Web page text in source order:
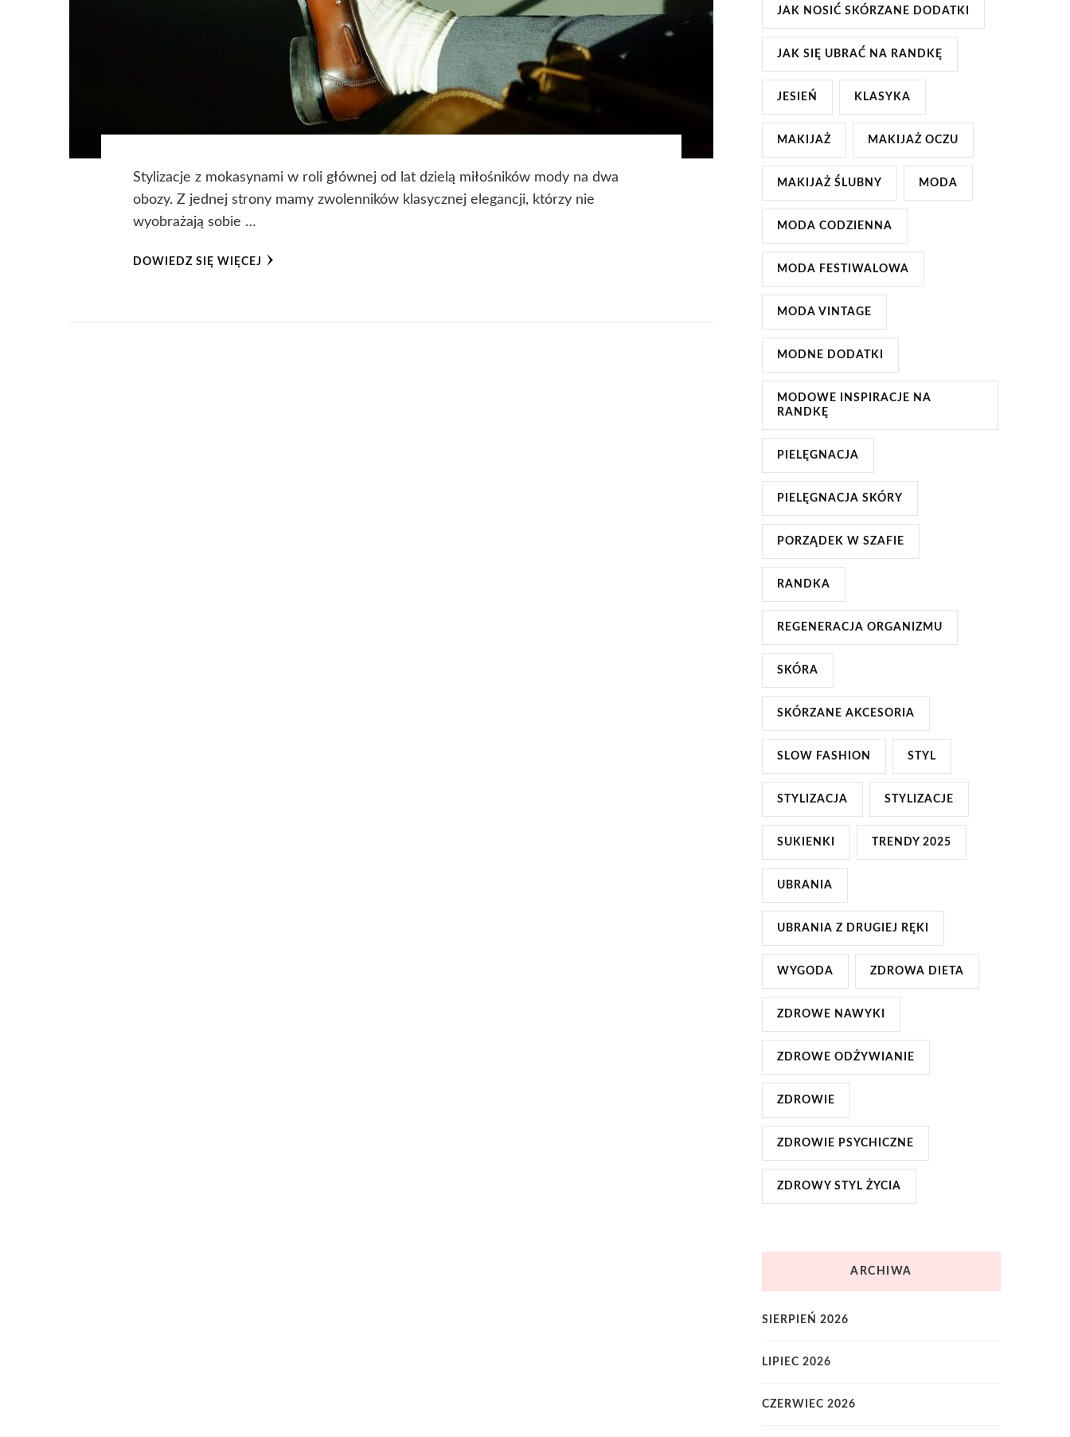
Stylizacje z mokasynami w roli głównej od lat dzielą miłośników mody na dwa
obozy. Z jednej strony mamy zwolenników klasycznej elegancji, którzy nie
wyobrażają sobie …
DOWIEDZ SIĘ WIĘCEJ
JAK NOSIĆ SKÓRZANE DODATKI
JAK SIĘ UBRAĆ NA RANDKĘ
JESIEŃ KLASYKA
MAKIJAŻ MAKIJAŻ OCZU
MAKIJAŻ ŚLUBNY MODA
MODA CODZIENNA
MODA FESTIWALOWA
MODA VINTAGE
MODNE DODATKI
MODOWE INSPIRACJE NA
RANDKĘ
PIELĘGNACJA
PIELĘGNACJA SKÓRY
PORZĄDEK W SZAFIE
RANDKA
REGENERACJA ORGANIZMU
SKÓRA
SKÓRZANE AKCESORIA
SLOW FASHION STYL
STYLIZACJA STYLIZACJE
SUKIENKI TRENDY 2025
UBRANIA
UBRANIA Z DRUGIEJ RĘKI
WYGODA ZDROWA DIETA
ZDROWE NAWYKI
ZDROWE ODŻYWIANIE
ZDROWIE
ZDROWIE PSYCHICZNE
ZDROWY STYL ŻYCIA
ARCHIWA
SIERPIEŃ 2026
LIPIEC 2026
CZERWIEC 2026